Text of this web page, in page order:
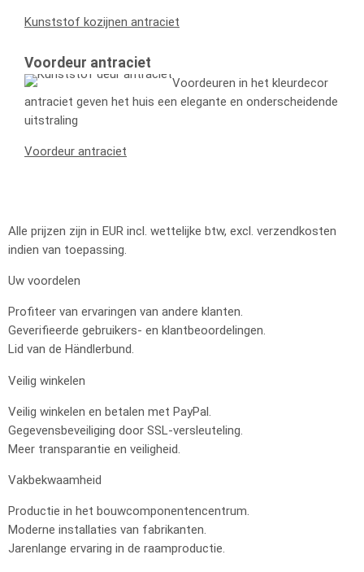
Kunststof kozijnen antraciet
Voordeur antraciet
Voordeuren in het kleurdecor
antraciet geven het huis een elegante en onderscheidende
uitstraling
Voordeur antraciet
Alle prijzen zijn in EUR incl. wettelijke btw, excl. verzendkosten
indien van toepassing.
Uw voordelen
Profiteer van ervaringen van andere klanten.
Geverifieerde gebruikers- en klantbeoordelingen.
Lid van de Händlerbund.
Veilig winkelen
Veilig winkelen en betalen met PayPal.
Gegevensbeveiliging door SSL-versleuteling.
Meer transparantie en veiligheid.
Vakbekwaamheid
Productie in het bouwcomponentencentrum.
Moderne installaties van fabrikanten.
Jarenlange ervaring in de raamproductie.